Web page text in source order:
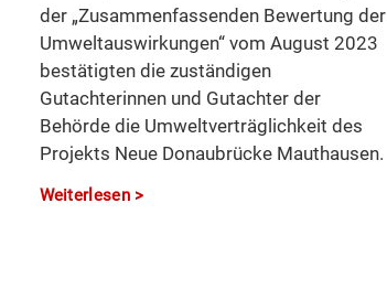
der „Zusammenfassenden Bewertung der
Umweltauswirkungen“ vom August 2023
bestätigten die zuständigen
Gutachterinnen und Gutachter der
Behörde die Umweltverträglichkeit des
Projekts Neue Donaubrücke Mauthausen.
Weiterlesen